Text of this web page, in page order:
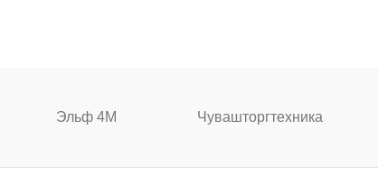
Эльф 4М Чувашторгтехника